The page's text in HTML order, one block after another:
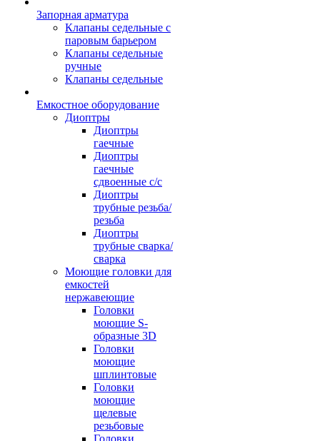
Запорная арматура
Клапаны седельные с
паровым барьером
Клапаны седельные
ручные
Клапаны седельные
Емкостное оборудование
Диоптры
Диоптры
гаечные
Диоптры
гаечные
сдвоенные c/c
Диоптры
трубные резьба/
резьба
Диоптры
трубные сварка/
сварка
Моющие головки для
емкостей
нержавеющие
Головки
моющие S-
образные 3D
Головки
моющие
шплинтовые
Головки
моющие
щелевые
резьбовые
Головки